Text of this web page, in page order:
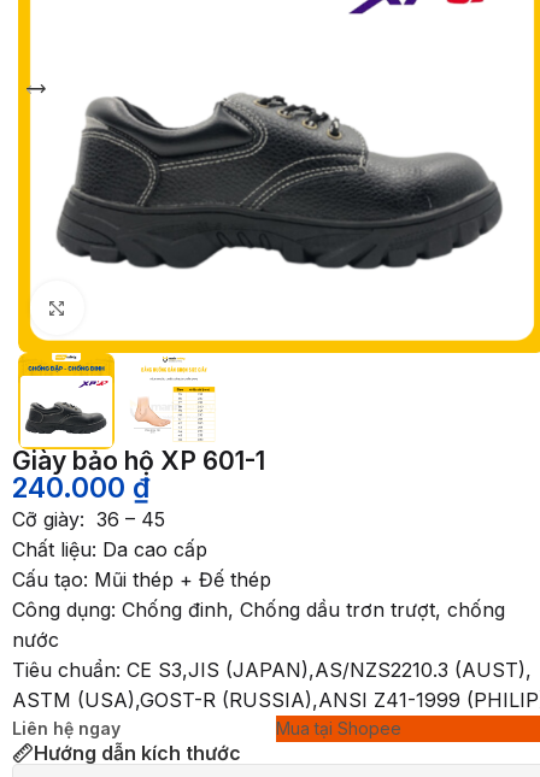
Giày bảo hộ XP 601-1
240.000 ₫
Cỡ giày: 36 – 45
Chất liệu: Da cao cấp
Cấu tạo: Mũi thép + Đế thép
Công dụng: Chống đinh, Chống dầu trơn trượt, chống
nước
Tiêu chuẩn: CE S3,JIS (JAPAN),AS/NZS2210.3 (AUST),
ASTM (USA),GOST-R (RUSSIA),ANSI Z41-1999
Liên hệ ngay Mua tại Shopee
Hướng dẫn kích thước